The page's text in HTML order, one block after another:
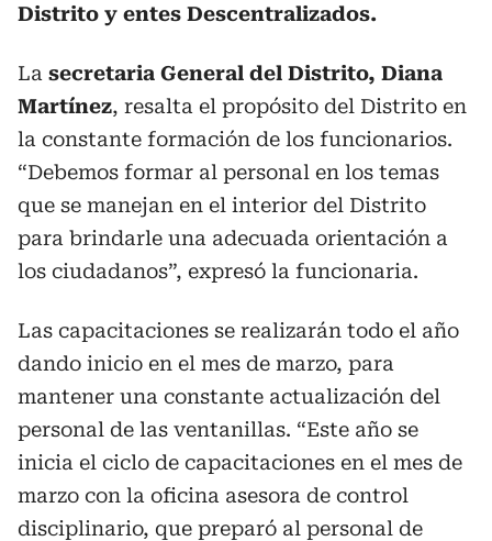
Distrito y entes Descentralizados.
La secretaria General del Distrito, Diana
Martínez, resalta el propósito del Distrito en
la constante formación de los funcionarios.
“Debemos formar al personal en los temas
que se manejan en el interior del Distrito
para brindarle una adecuada orientación a
los ciudadanos”, expresó la funcionaria.
Las capacitaciones se realizarán todo el año
dando inicio en el mes de marzo, para
mantener una constante actualización del
personal de las ventanillas. “Este año se
inicia el ciclo de capacitaciones en el mes de
marzo con la oficina asesora de control
disciplinario, que preparó al personal de